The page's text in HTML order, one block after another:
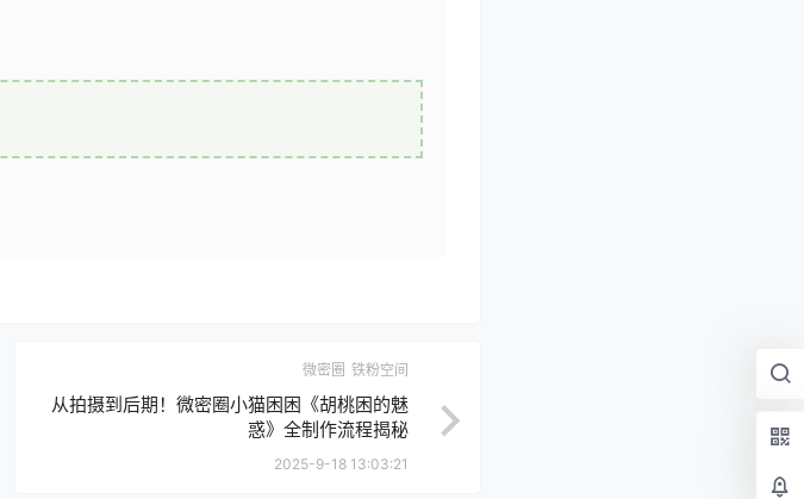
微密圈 铁粉空间
从拍摄到后期！微密圈小猫困困《胡桃困的魅
惑》全制作流程揭秘
2025-9-18 13:03:21